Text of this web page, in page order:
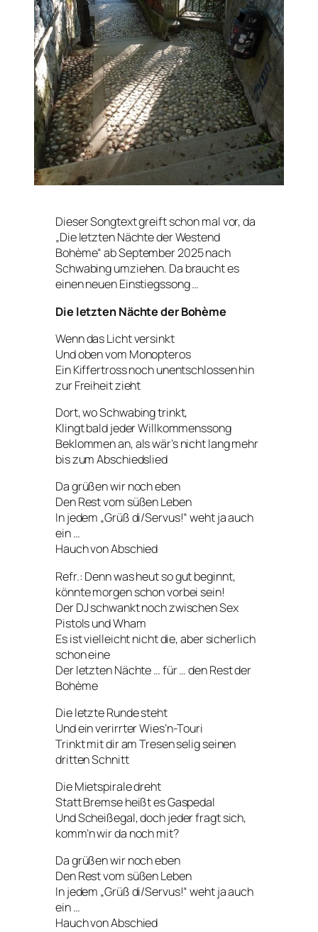
Dieser Songtext greift schon mal vor, da
„Die letzten Nächte der Westend
Bohème“ ab September 2025 nach
Schwabing umziehen. Da braucht es
einen neuen Einstiegssong …
Die letzten Nächte der Bohème
Wenn das Licht versinkt
Und oben vom Monopteros
Ein Kiffertross noch unentschlossen hin
zur Freiheit zieht
Dort, wo Schwabing trinkt,
Klingt bald jeder Willkommenssong
Beklommen an, als wär’s nicht lang mehr
bis zum Abschiedslied
Da grüßen wir noch eben
Den Rest vom süßen Leben
In jedem „Grüß di/Servus!“ weht ja auch
ein …
Hauch von Abschied
Refr.: Denn was heut so gut beginnt,
könnte morgen schon vorbei sein!
Der DJ schwankt noch zwischen Sex
Pistols und Wham
Es ist vielleicht nicht die, aber sicherlich
schon eine
Der letzten Nächte … für … den Rest der
Bohème
Die letzte Runde steht
Und ein verirrter Wies’n-Touri
Trinkt mit dir am Tresen selig seinen
dritten Schnitt
Die Mietspirale dreht
Statt Bremse heißt es Gaspedal
Und Scheißegal, doch jeder fragt sich,
komm’n wir da noch mit?
Da grüßen wir noch eben
Den Rest vom süßen Leben
In jedem „Grüß di/Servus!“ weht ja auch
ein …
Hauch von Abschied